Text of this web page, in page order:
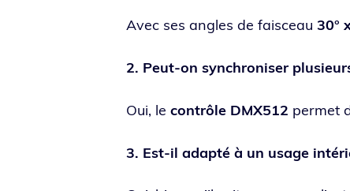
Avec ses angles de fais­ceau 30°
2. Peut-on syn­chro­ni­ser
Oui, le contrôle DMX512 per­met
3. Est-il adap­té à un usage